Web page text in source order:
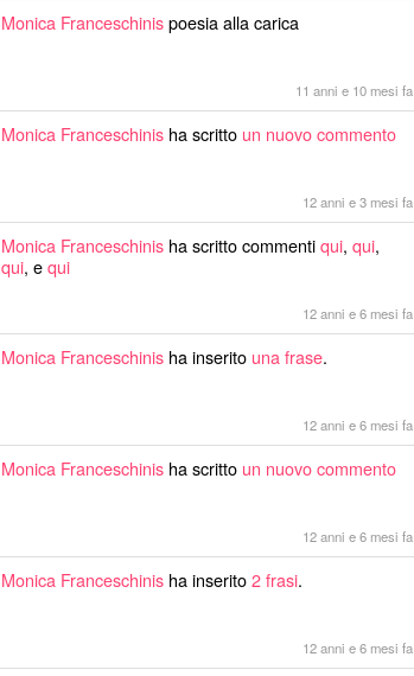
Monica Franceschinispoesia alla carica
11 anni e 10 mesi fa
Monica Franceschinis ha scritto un nuovo commento
12 anni e 3 mesi fa
Monica Franceschinis ha scritto commentiqui, qui,
qui, equi
12 anni e 6 mesi fa
Monica Franceschinis ha inserito una frase.
12 anni e 6 mesi fa
Monica Franceschinis ha scritto un nuovo commento
12 anni e 6 mesi fa
Monica Franceschinis ha inserito2 frasi.
12 anni e 6 mesi fa